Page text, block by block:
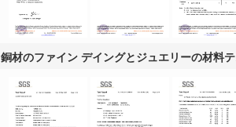
銅材のファイン デイングとジュエリーの材料